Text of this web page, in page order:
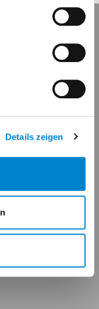
Details zeigen